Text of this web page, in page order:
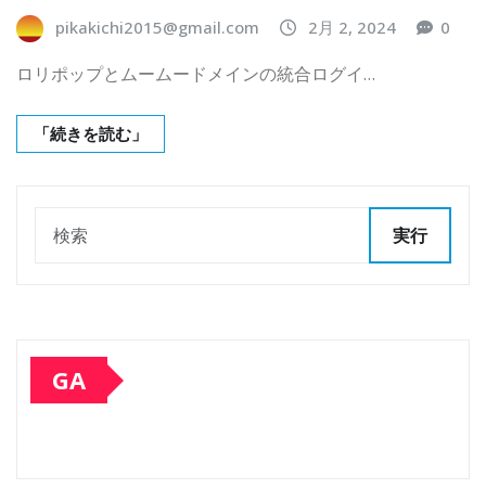
pikakichi2015@gmail.com 2月 2, 2024 0
ロリポップとムームードメインの統合ログイ…
「続きを読む」
実行
GA